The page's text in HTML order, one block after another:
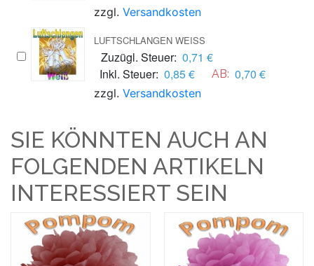
zzgl. Versandkosten
LUFTSCHLANGEN WEISS
Zuzügl. Steuer: 0,71 €
Inkl. Steuer: 0,85 € AB: 0,70 €
zzgl. Versandkosten
SIE KÖNNTEN AUCH AN
FOLGENDEN ARTIKELN
INTERESSIERT SEIN